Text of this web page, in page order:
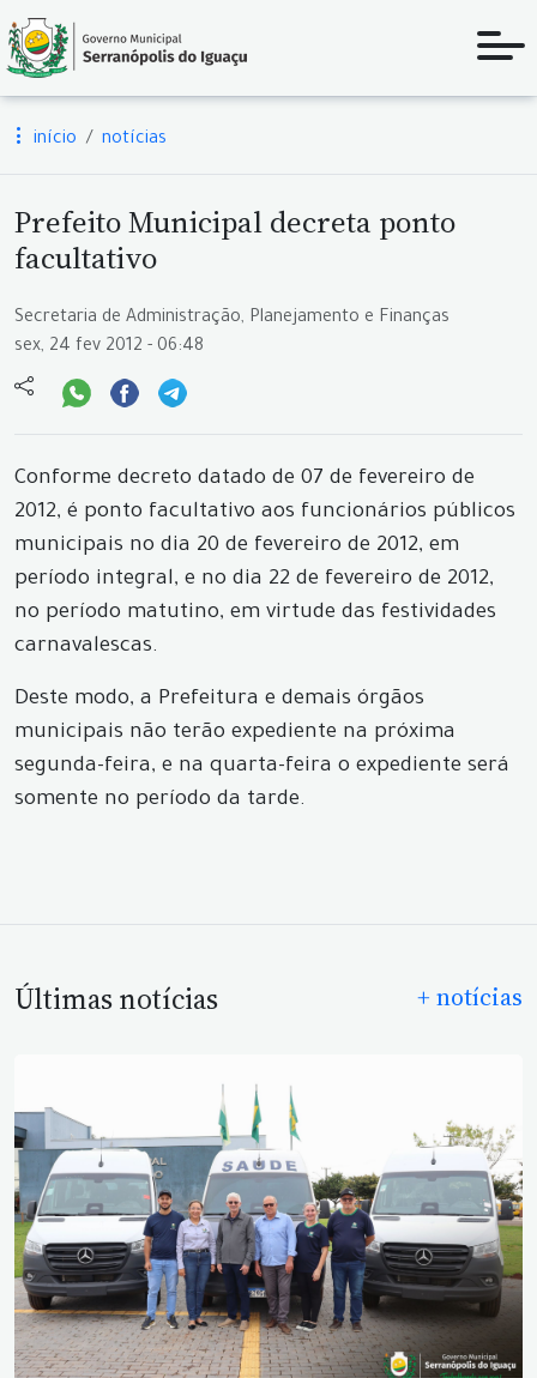
início notícias
Prefeito Municipal decreta ponto
facultativo
Secretaria de Administração, Planejamento e Finanças
sex, 24 fev 2012 - 06:48
Conforme decreto datado de 07 de fevereiro de
2012, é ponto facultativo aos funcionários públicos
municipais no dia 20 de fevereiro de 2012, em
período integral, e no dia 22 de fevereiro de 2012,
no período matutino, em virtude das festividades
carnavalescas.
Deste modo, a Prefeitura e demais órgãos
municipais não terão expediente na próxima
segunda-feira, e na quarta-feira o expediente será
somente no período da tarde.
Últimas notícias + notícias